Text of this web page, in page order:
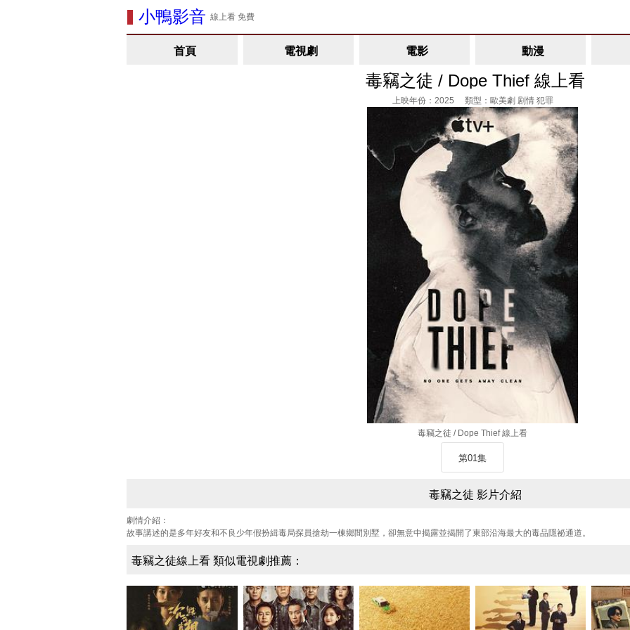
小鴨影音 線上看 免費
首頁 電視劇 電影 動漫
毒竊之徒 / Dope Thief 線上看
上映年份：2025 類型：歐美劇 剧情 犯罪
毒竊之徒 / Dope Thief 線上看
第01集
毒竊之徒 影片介紹
劇情介紹：
故事講述的是多年好友和不良少年假扮緝毒局探員搶劫一棟鄉間別墅，卻無意中揭露並揭開了東部沿海最大的毒品隱祕通道。
毒竊之徒線上看 類似電視劇推薦：